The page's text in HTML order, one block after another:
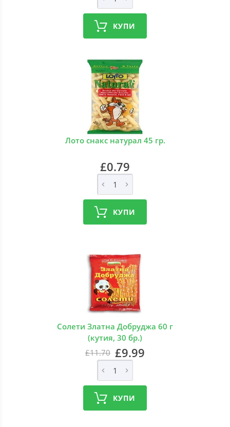
КУПИ
Лото снакс натурал 45 гр.
£0.79
КУПИ
Солети Златна Добруджа 60 г
(кутия, 30 бр.)
£11.70 £9.99
КУПИ